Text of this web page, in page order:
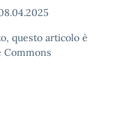
questo articolo è
Commons